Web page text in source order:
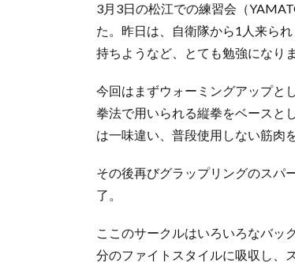
3月3日の松江での練習会（
た。昨日は、自衛隊から1人来ら
持ちようなど、とても勉強になりま
今回はまずウォーミングアップと
拳法で用いられる縦拳をベースと
は一味違い、普段使用しない筋肉
その後再びグラップリングのスパ
了。
ここのサークルはいろいろなバッ
分のファイトスタイルに吸収し、